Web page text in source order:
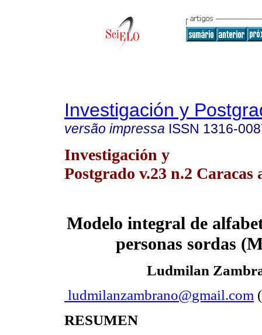
Investigación y
versão impressa ISSN 1316-
Investigación y
Postgrado v.23 n.2 Caracas
Modelo integral de
personas sordas (
Ludmilan
ludmilanzambrano@gmail.com
RESUMEN